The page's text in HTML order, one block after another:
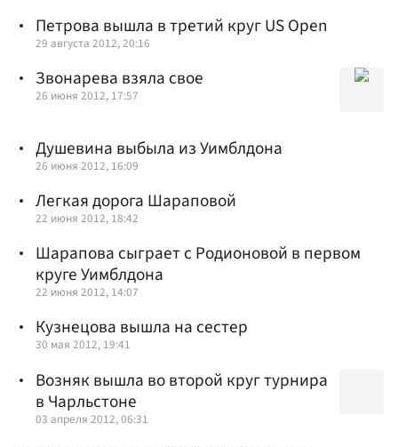
Петрова вышла в третий круг US Open
29 августа 2012, 20:16
Звонарева взяла свое
26 июня 2012, 17:57
Душевина выбыла из Уимблдона
26 июня 2012, 16:09
Легкая дорога Шараповой
22 июня 2012, 18:42
Шарапова сыграет с Родионовой в первом
круге Уимблдона
22 июня 2012, 14:07
Кузнецова вышла на сестер
30 мая 2012, 19:41
Возняк вышла во второй круг турнира
в Чарльстоне
03 апреля 2012, 06:31